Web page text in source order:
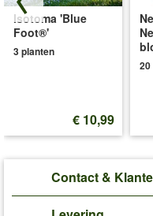
tot hun recht te laten
Tijdens de belangrijkste
zomer, kan wekelijks een
gietwater worden
Levering omvat:
Isotoma 'Blue
Foot®'
3 planten
€ 10,99
Contact &